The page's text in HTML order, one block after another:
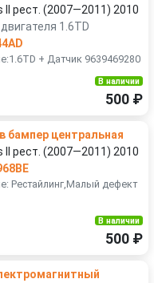
II рест. (2007—2011) 2010
1.6TD
+ Датчик 9639469280
В наличии
500 ₽
бампер центральная
II рест. (2007—2011) 2010
Рестайлинг,Малый дефект
В наличии
500 ₽